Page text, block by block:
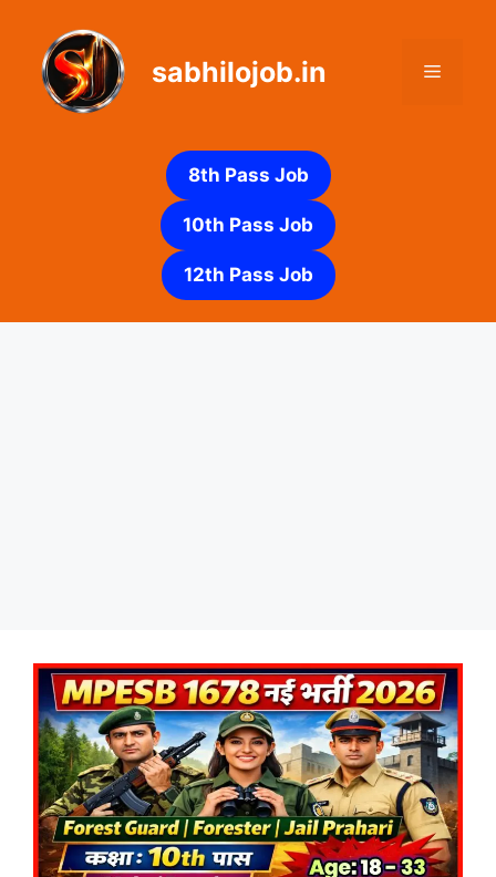
content
sabhilojob.in Menu
8th Pass Job
10th Pass Job
12th Pass Job